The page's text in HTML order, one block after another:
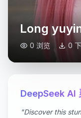
Long
0 浏览 0
DeepSeek AI
"Discover this